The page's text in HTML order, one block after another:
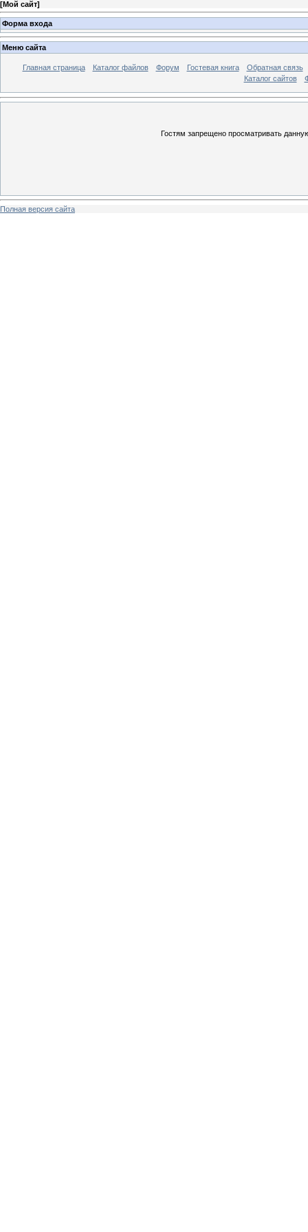
[Мой сайт]
Форма входа
Меню сайта
Главная страница Каталог файлов Форум Гостевая книга
Обратная связь
Каталог сайтов
Гостям запрещено просматривать
Полная версия сайта